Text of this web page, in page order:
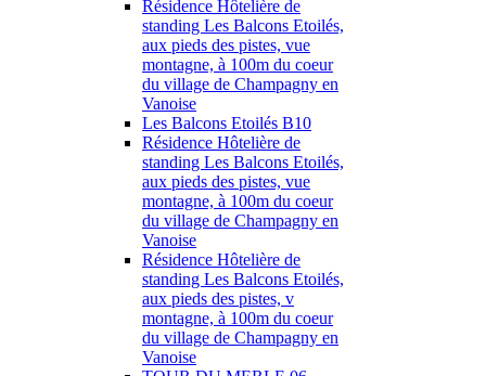
Résidence Hôtelière de
standing Les Balcons Etoilés,
aux pieds des pistes, vue
montagne, à 100m du coeur
du village de Champagny en
Vanoise
Les Balcons Etoilés B10
Résidence Hôtelière de
standing Les Balcons Etoilés,
aux pieds des pistes, vue
montagne, à 100m du coeur
du village de Champagny en
Vanoise
Résidence Hôtelière de
standing Les Balcons Etoilés,
aux pieds des pistes, v
montagne, à 100m du coeur
du village de Champagny en
Vanoise